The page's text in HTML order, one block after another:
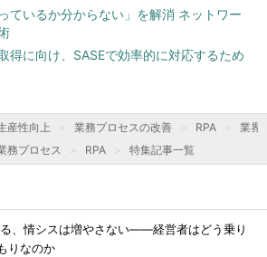
ているか分からない」を解消 ネットワー
得に向け、SASEで効率的に対応するため
産性向上 業務プロセスの改善 RPA
業界
務プロセス RPA 特集記事一覧
、情シスは増やさない――経営者はどう乗り
りなのか